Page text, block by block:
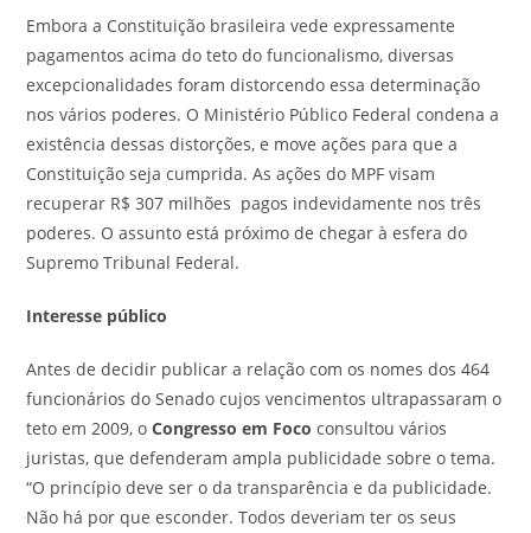
Embora a Constituição brasileira vede expressamente
pagamentos acima do teto do funcionalismo, diversas
excepcionalidades foram distorcendo essa determinação
nos vários poderes. O Ministério Público Federal condena a
existência dessas distorções, e move ações para que a
Constituição seja cumprida. As ações do MPF visam
recuperar R$ 307 milhões pagos indevidamente nos três
poderes. O assunto está próximo de chegar à esfera do
Supremo Tribunal Federal.
Interesse público
Antes de decidir publicar a relação com os nomes dos 464
funcionários do Senado cujos vencimentos ultrapassaram o
teto em 2009, oCongresso em Fococonsultou vários
juristas, que defenderam ampla publicidade sobre o tema.
“O princípio deve ser o da transparência e da publicidade.
Não há por que esconder. Todos deveriam ter os seus